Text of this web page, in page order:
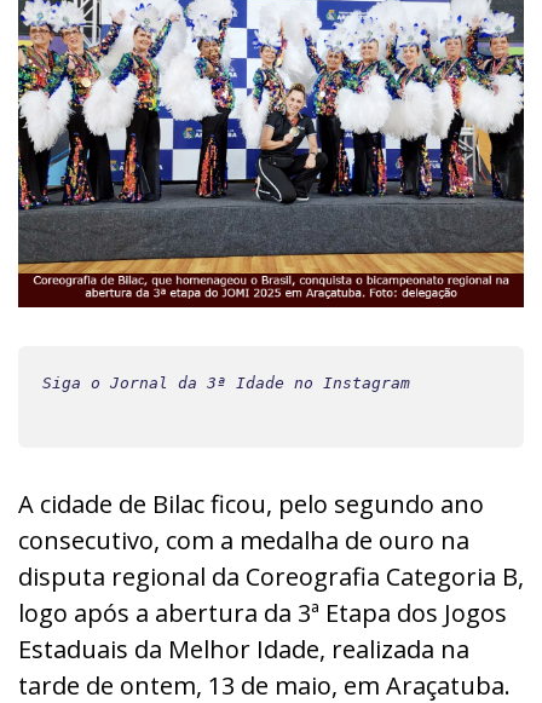
Siga o Jornal da 3ª Idade no Instagram
A cidade de Bilac ficou, pelo segundo ano
consecutivo, com a medalha de ouro na
disputa regional da Coreografia Categoria B,
logo após a abertura da 3ª Etapa dos Jogos
Estaduais da Melhor Idade, realizada na
tarde de ontem, 13 de maio, em Araçatuba.